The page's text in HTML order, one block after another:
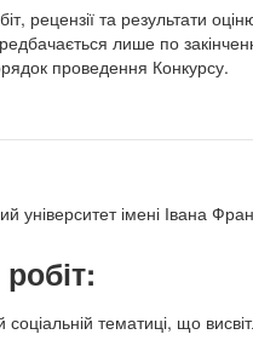
та результати
лише по
проведення Конкурсу.
університет імені Івана
тематиці, що